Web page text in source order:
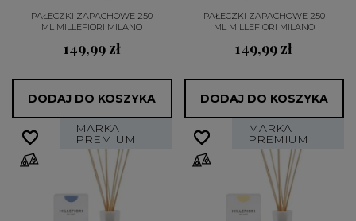
PAŁECZKI ZAPACHOWE 250
ML MILLEFIORI MILANO
149,99 zł
DODAJ DO KOSZYKA
PAŁECZKI ZAPACHOWE 250
ML MILLEFIORI MILANO
149,99 zł
DODAJ DO KOSZYKA
MARKA
PREMIUM
favorite_border
favorite_border MARKA
PREMIUM
favorite_border
favorite_border